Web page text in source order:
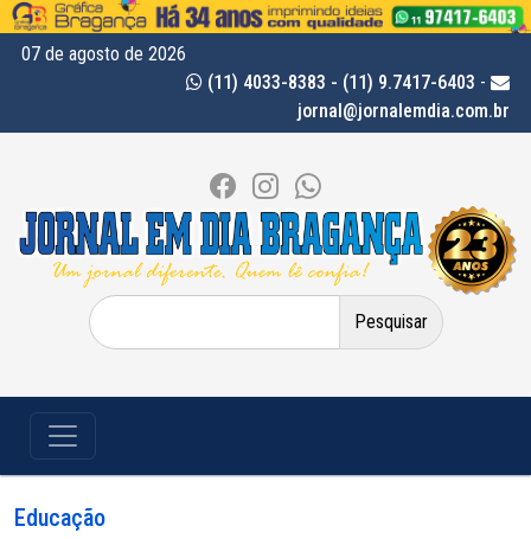
07 de agosto de 2026
(11) 4033-8383 - (11) 9.7417-6403 -
jornal@jornalemdia.com.br
Pesquisar
por:
Educação